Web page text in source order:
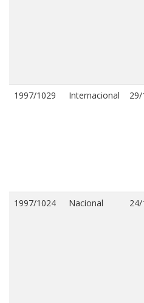
1997/1029 Internacional
1997/1024 Nacional